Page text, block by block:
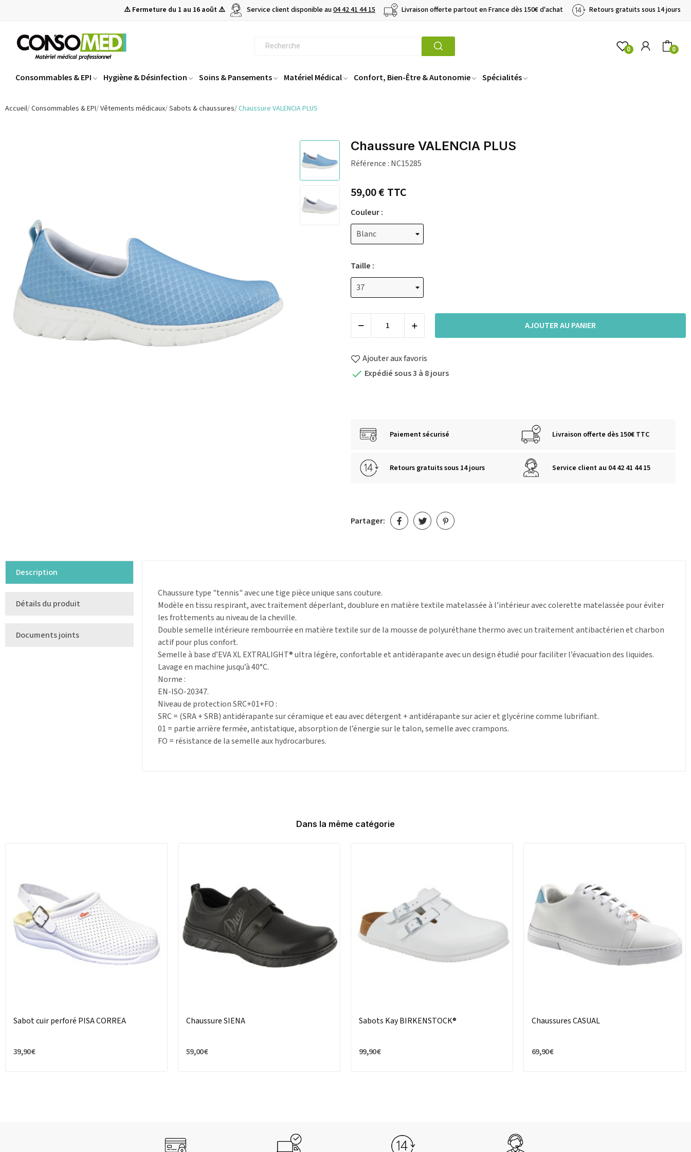
⚠️ Fermeture du 1 au 16 août ⚠️ Service client disponible au04 42 41 44 15 Livraison offerte partout en France dès 150€ d'achat Retours gratuits sous 14 jours
0 0
Consommables & EPI Hygiène & Désinfection Soins & Pansements Matériel Médical Confort, Bien-Être & Autonomie Spécialités
Accueil Consommables & EPI Vêtements médicaux Sabots & chaussures Chaussure VALENCIA PLUS
Chaussure VALENCIA PLUS
Référence : NC15285
59,00 €TTC
Couleur :
Taille :
AJOUTER AU PANIER
Ajouter aux favoris
 Expédié sous 3 à 8 jours
Paiement sécurisé Livraison offerte dès 150€ TTC
Retours gratuits sous 14 jours Service client au 04 42 41 44 15
Partager:
Description
Détails du produit
Documents joints
Chaussure type "tennis" avec une tige pièce unique sans couture.
Modèle en tissu respirant, avec traitement déperlant, doublure en matière textile matelassée à l’intérieur avec colerette matelassée pour éviter
les frottements au niveau de la cheville.
Double semelle intérieure rembourrée en matière textile sur de la mousse de polyuréthane thermo avec un traitement antibactérien et charbon
actif pour plus confort.
Semelle à base d’EVA XL EXTRALIGHT® ultra légère, confortable et antidérapante avec un design étudié pour faciliter l’évacuation des liquides.
Lavage en machine jusqu’à 40°C.
Norme :
EN-ISO-20347.
Niveau de protection SRC+01+FO :
SRC = (SRA + SRB) antidérapante sur céramique et eau avec détergent + antidérapante sur acier et glycérine comme lubrifiant.
01 = partie arrière fermée, antistatique, absorption de l’énergie sur le talon, semelle avec crampons.
FO = résistance de la semelle aux hydrocarbures.
Dans la même catégorie
Sabot cuir perforé PISA CORREA
39,90 €
Chaussure SIENA
59,00 €
Sabots Kay BIRKENSTOCK®
99,90 €
Chaussures CASUAL
69,90 €